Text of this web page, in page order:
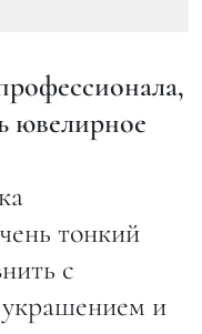
ювелирное
тонкий
с
и